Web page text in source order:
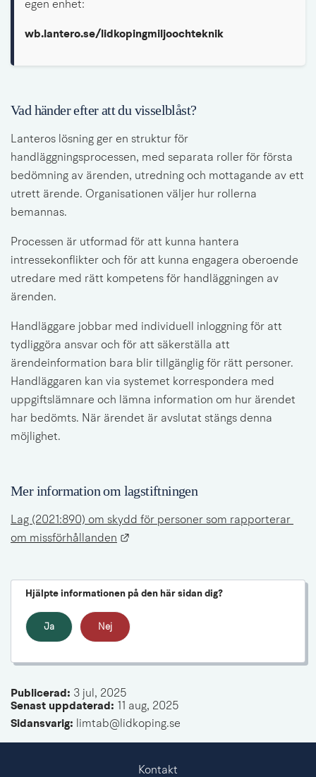
egen enhet:
wb.lantero.se/lidkopingmiljoochteknik
Vad händer efter att du visselblåst?
Lanteros lösning ger en struktur för
handläggningsprocessen, med separata roller för första
bedömning av ärenden, utredning och mottagande av ett
utrett ärende. Organisationen väljer hur rollerna
bemannas.
Processen är utformad för att kunna hantera
intressekonflikter och för att kunna engagera oberoende
utredare med rätt kompetens för handläggningen av
ärenden.
Handläggare jobbar med individuell inloggning för att
tydliggöra ansvar och för att säkerställa att
ärendeinformation bara blir tillgänglig för rätt personer.
Handläggaren kan via systemet korrespondera med
uppgiftslämnare och lämna information om hur ärendet
har bedömts. När ärendet är avslutat stängs denna
möjlighet.
Mer information om lagstiftningen
Lag (2021:890) om skydd för personer som rapporterar
om missförhållanden
Hjälpte informationen på den här sidan dig?
Ja Nej
Publicerad: 3 jul, 2025
Senast uppdaterad:
11 aug, 2025
Sidansvarig: limtab@lidkoping.se
Kontakt